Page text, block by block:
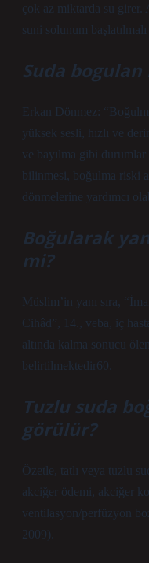
çok az miktarda su girer.
suni solunum
Suda
Erkan Dönmez:
yüksek sesli, hızlı ve
ve bayılma gibi
bilinmesi, boğulma riski
dönmelerine yardımcı
Boğularak
mi?
Müslim’in yanı sıra,
Cihâd”, 14., veba, iç
altında kalma sonucu
belirtilmektedir60.
Tuzlu suda
görülür?
Özetle, tatlı veya tuzlu
akciğer ödemi, akciğer
ventilasyon/perfüzyon
2009).